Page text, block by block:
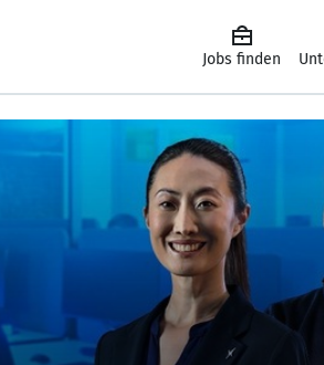
Jobs finden